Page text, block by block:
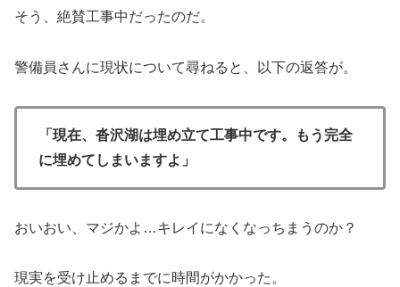
そう、絶賛工事中だったのだ。
警備員さんに現状について尋ねると、以下の返答が。
「現在、沓沢湖は埋め立て工事中です。もう完全
に埋めてしまいますよ」
おいおい、マジかよ…キレイになくなっちまうのか？
現実を受け止めるまでに時間がかかった。